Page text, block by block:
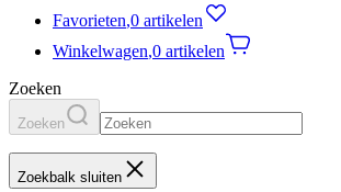
Favorieten,0 artikelen
Winkelwagen,0 artikelen
Zoeken
Zoeken
Zoekbalk sluiten